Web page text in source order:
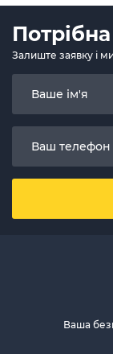
Залиште заявку і
Ваша